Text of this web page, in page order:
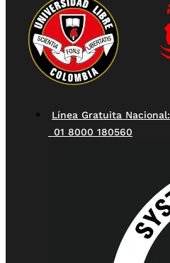
Línea Gratuita Nacional:
01 8000 180560